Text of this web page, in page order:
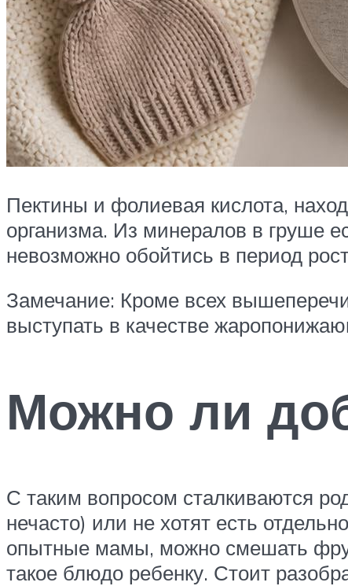
Пектины и фолиевая кислота,
организма. Из минералов в груше
невозможно обойтись в период
Замечание: Кроме всех
выступать в качестве
Можно ли
С таким вопросом сталкиваются
нечасто) или не хотят есть
опытные мамы, можно смешать
такое блюдо ребенку. Стоит